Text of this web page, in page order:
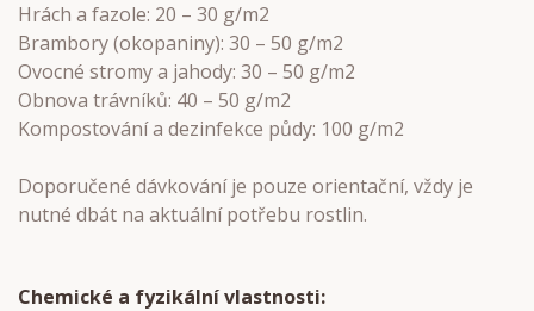
Hrách a fazole: 20 – 30 g/m2
Brambory (okopaniny): 30 – 50 g/m2
Ovocné stromy a jahody: 30 – 50 g/m2
Obnova trávníků: 40 – 50 g/m2
Kompostování a dezinfekce půdy: 100 g/m2
Doporučené dávkování je pouze orientační, vždy je
nutné dbát na aktuální potřebu rostlin.
Chemické a fyzikální vlastnosti: